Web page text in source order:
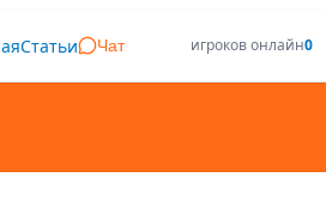
Статьи Чат игроков онлайн0